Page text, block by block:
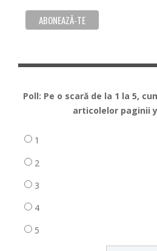
Poll: Pe o scară de la 1 la 5,
articolelor paginii
1
2
3
4
5